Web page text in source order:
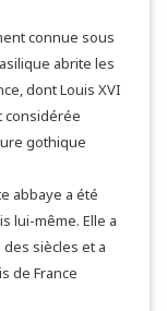
connue sous
abrite les
dont Louis XVI
considérée
gothique
abbaye a été
lui-même. Elle a
siècles et a
de France